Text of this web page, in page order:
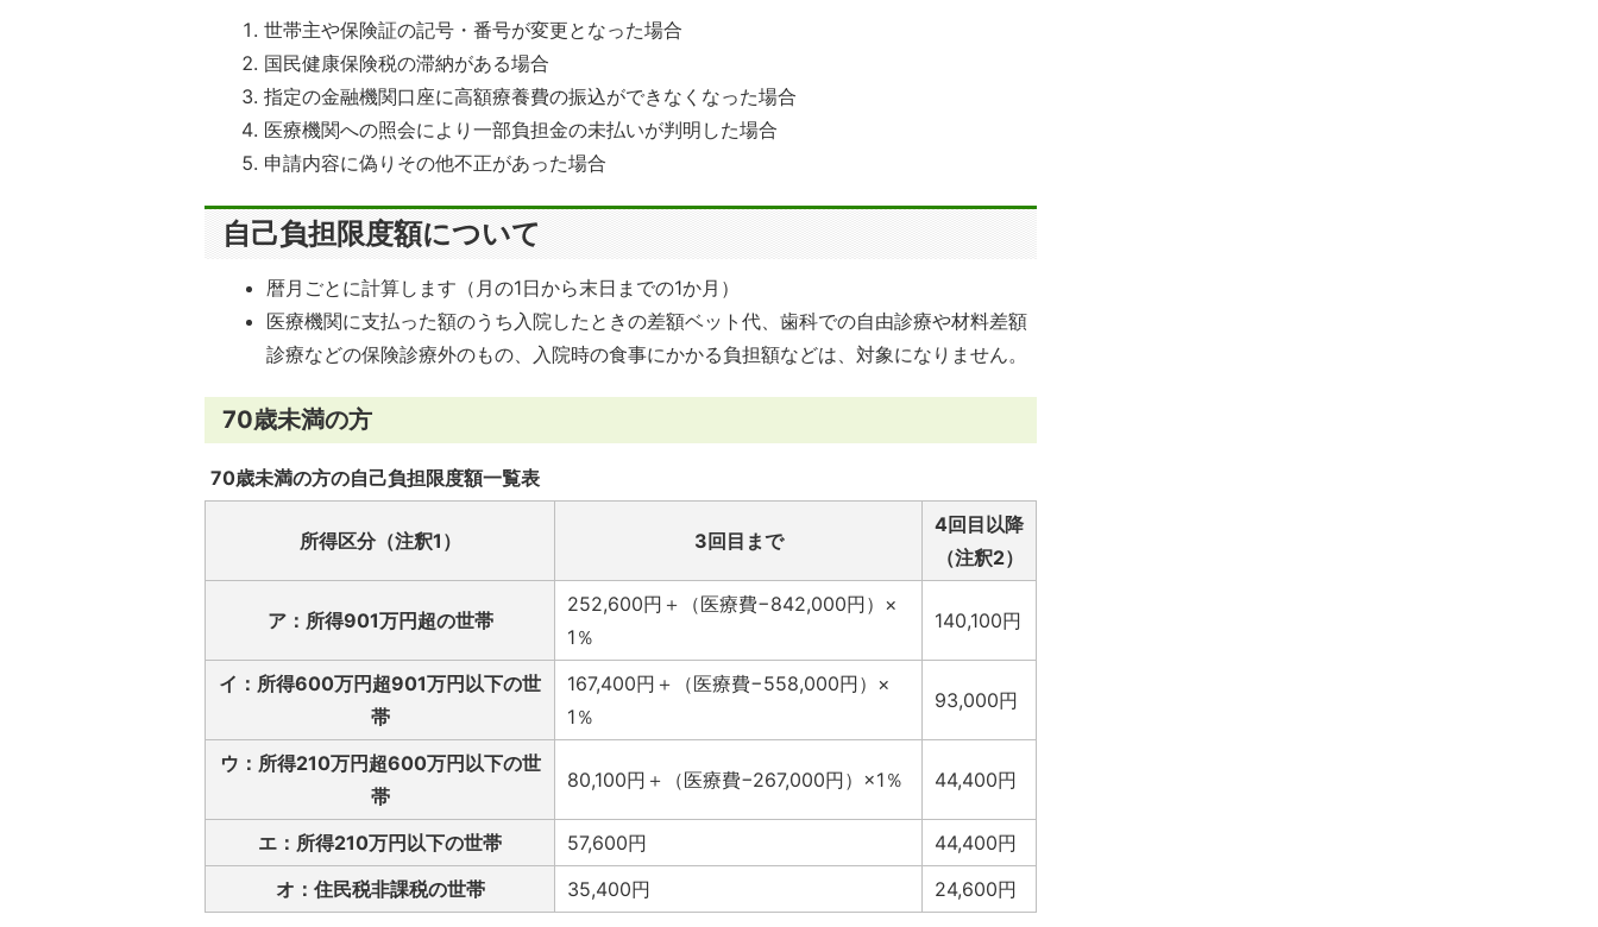
世帯主や保険証の記号・番号が変更となった場合
国民健康保険税の滞納がある場合
指定の金融機関口座に高額療養費の振込ができなくなった場合
医療機関への照会により一部負担金の未払いが判明した場合
申請内容に偽りその他不正があった場合
自己負担限度額について
暦月ごとに計算します（月の1日から末日までの1か月）
医療機関に支払った額のうち入院したときの差額ベット代、歯科での自由診療や材料差額
診療などの保険診療外のもの、入院時の食事にかかる負担額などは、対象になりません。
70歳未満の方
70歳未満の方の自己負担限度額一覧表
所得区分（注釈1） 3回目まで
4回目以降
（注釈2）
ア：所得901万円超の世帯
252,600円＋（医療費−842,000円）×
1％
140,100円
イ：所得600万円超901万円以下の世
帯
167,400円＋（医療費−558,000円）×
1％
93,000円
ウ：所得210万円超600万円以下の世
帯
80,100円＋（医療費−267,000円）×1％ 44,400円
エ：所得210万円以下の世帯 57,600円
44,400円
オ：住民税非課税の世帯
35,400円 24,600円